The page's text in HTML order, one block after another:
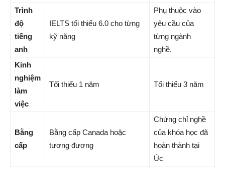
Trình
độ
tiếng
anh
IELTS tối thiểu 6.0 cho từng
kỹ năng
Phụ thuộc vào
yêu cầu của
từng ngành
nghề.
Kinh
nghiệm
làm
việc
Tối thiểu 1 năm Tối thiểu 3 năm
Bằng
cấp
Bằng cấp Canada hoặc
tương đương
Chứng chỉ nghề
của khóa học đã
hoàn thành tại
Úc